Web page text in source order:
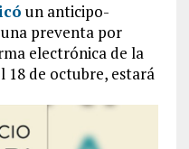
un anticipo-
preventa por
electrónica de la
18 de octubre, estará